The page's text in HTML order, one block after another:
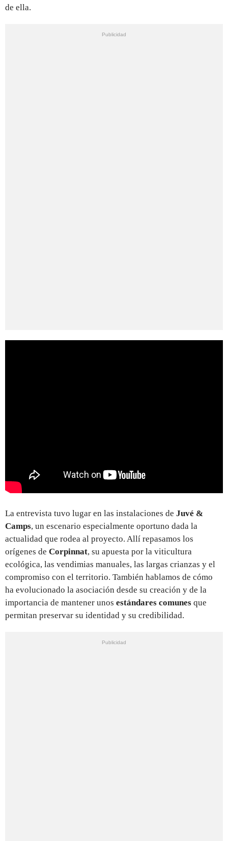
de ella.
La entrevista tuvo lugar en las instalaciones de Juvé &
Camps, un escenario especialmente oportuno dada la
actualidad que rodea al proyecto. Allí repasamos los
orígenes de Corpinnat, su apuesta por la viticultura
ecológica, las vendimias manuales, las largas crianzas y el
compromiso con el territorio. También hablamos de cómo
ha evolucionado la asociación desde su creación y de la
importancia de mantener unos estándares comunes que
permitan preservar su identidad y su credibilidad.